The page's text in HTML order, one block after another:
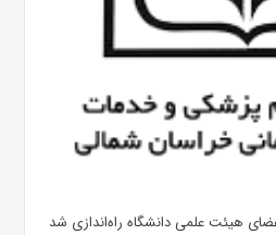
هیئت علمی دانشگاه راه‌اندازی شد